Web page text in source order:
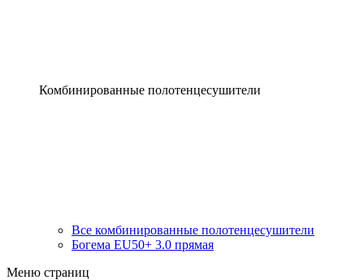
Комбинированные полотенцесушители
Все комбинированные полотенцесушители
Богема EU50+ 3.0 прямая
Меню страниц